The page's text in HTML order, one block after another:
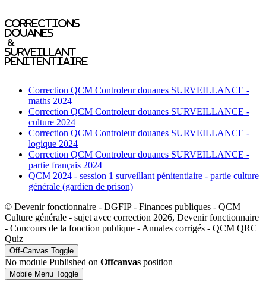
Corrections
Douanes
&
Surveillant
penitentiaire
Correction QCM Controleur douanes SURVEILLANCE -
maths 2024
Correction QCM Controleur douanes SURVEILLANCE -
culture 2024
Correction QCM Controleur douanes SURVEILLANCE -
logique 2024
Correction QCM Controleur douanes SURVEILLANCE -
partie français 2024
QCM 2024 - session 1 surveillant pénitentiaire - partie culture
générale (gardien de prison)
© Devenir fonctionnaire - DGFIP - Finances publiques - QCM
Culture générale - sujet avec correction 2026, Devenir fonctionnaire
- Concours de la fonction publique - Annales corrigés - QCM QRC
Quiz
Off-Canvas Toggle
No module Published on Offcanvas position
Mobile Menu Toggle